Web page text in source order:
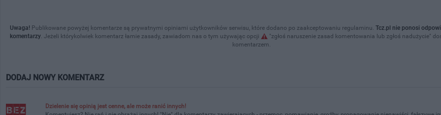
Uwaga! Publikowane powyżej komentarze są prywatnymi opiniami użytkowników serwisu, które dodano po zaakceptowaniu regulaminu. Tcz.pl nie ponosi
komentarzy. Jeżeli którykolwiek komentarz łamie zasady, zawiadom nas o tym używając opcji
"zgłoś naruszenie zasad komentowania lub zgłoś nadużycie"
komentarzem.
DODAJ NOWY KOMENTARZ
Dzielenie się opinią jest cenne, ale może ranić innych!